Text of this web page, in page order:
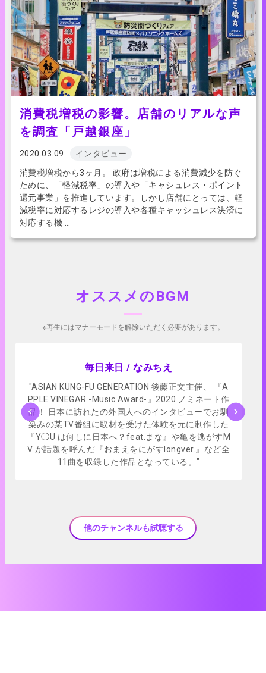
消費税増税の影響。店舗のリアルな声
を調査「戸越銀座」
2020.03.09
インタビュー
消費税増税から3ヶ月。 政府は増税による消費減少を防ぐ
ために、「軽減税率」の導入や「キャシュレス・ポイント
還元事業」を推進しています。しかし店舗にとっては、軽
減税率に対応するレジの導入や各種キャッシュレス決済に
対応する機 …
オススメのBGM
※再生にはマナーモードを解除いただく必要があります。
アプリで試聴
毎日来日 / なみちえ
"ASIAN KUNG-FU GENERATION 後藤正文主催、 『A
PPLE VINEGAR -Music Award-』2020 ノミネート作
品！ 日本に訪れたの外国人へのインタビューでお馴
染みの某TV番組に取材を受けた体験を元に制作した
『Y◯U は何しに日本へ？feat.まな』や亀を逃がすM
V が話題を呼んだ『おまえをにがすlongver.』など全
11曲を収録した作品となっている。"
他のチャンネルも試聴する